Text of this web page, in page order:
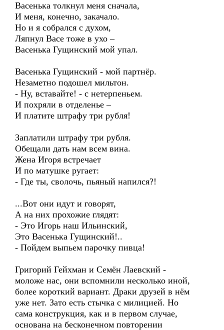
Васенька толкнул меня сначала,
И меня, конечно, закачало.
Но и я собрался с духом,
Ляпнул Васе тоже в ухо –
Васенька Гущинский мой упал.
Васенька Гущинский - мой партнёр.
Незаметно подошел мильтон.
- Ну, вставайте! - с нетерпеньем.
И похряли в отделенье –
И платите штрафу три рубля!
Заплатили штрафу три рубля.
Обещали дать нам всем вина.
Жена Игоря встречает
И по матушке ругает:
- Где ты, сволочь, пьяный напился?!
...Вот они идут и говорят,
А на них прохожие глядят:
- Это Игорь наш Ильинский,
Это Васенька Гущинский!..
- Пойдем выпьем парочку пивца!
Григорий Гейхман и Семён Лаевский -
моложе нас, они вспомнили несколько иной,
более короткий вариант. Драки друзей в нём
уже нет. Зато есть стычка с милицией. Но
сама конструкция, как и в первом случае,
основана на бесконечном повторении